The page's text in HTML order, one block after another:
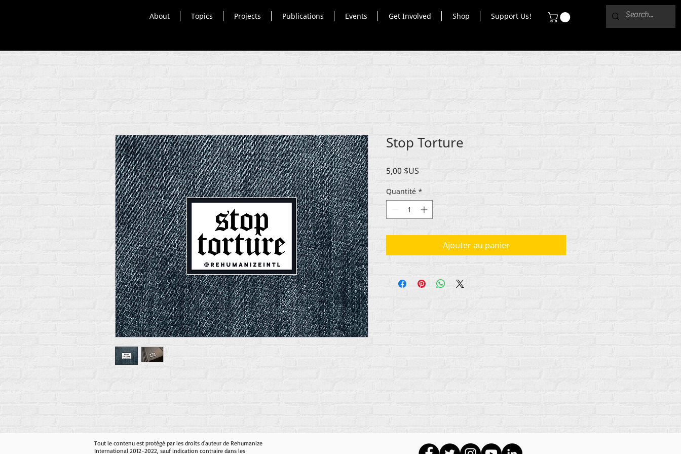
About Topics Projects Publications Events Get Involved Shop Support Us!
Stop Torture
5,00 $US
Quantité *
Ajouter au panier
Tout le contenu est protégé par les droits d'auteur de Rehumanize
International 2012-2022, sauf indication contraire dans les